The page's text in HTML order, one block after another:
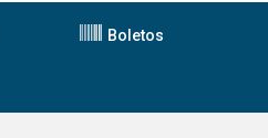
Boletos